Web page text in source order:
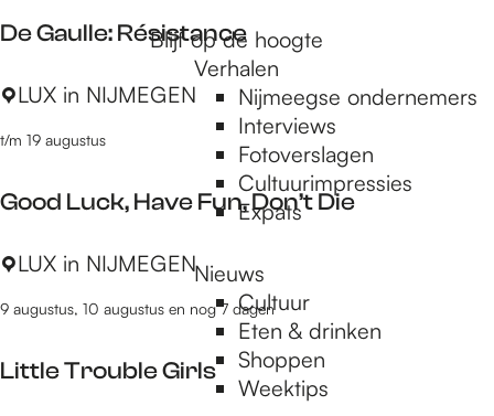
Blijf op de hoogte
Verhalen
Nijmeegse ondernemers
Interviews
Fotoverslagen
Cultuurimpressies
Expats
Nieuws
Cultuur
Eten & drinken
Shoppen
Weektips
i
d
C
m
d
e
F
r
n
ç
De Gaulle: Résistance
D
G
u
l
:
é
LUX in NIJMEGEN
Good Luck, Have Fun, Don’t Die
G
o
L
t/m 19 augustus
LUX in NIJMEGEN
Little Trouble Girls
9 augustus, 10 augustus en nog 7 dagen